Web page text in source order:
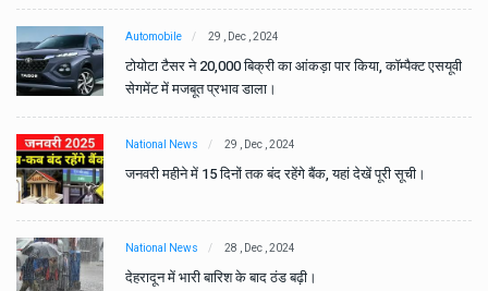
Automobile 29 , Dec , 2024
टोयोटा टैसर ने 20,000 बिक्री का आंकड़ा पार किया, कॉम्पैक्ट एसयूवी
सेगमेंट में मजबूत प्रभाव डाला।
National News 29 , Dec , 2024
जनवरी महीने में 15 दिनों तक बंद रहेंगे बैंक, यहां देखें पूरी सूची।
National News 28 , Dec , 2024
देहरादून में भारी बारिश के बाद ठंड बढ़ी।